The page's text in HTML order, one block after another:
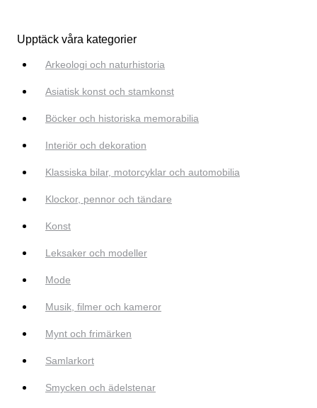
Upptäck våra kategorier
Arkeologi och naturhistoria
Asiatisk konst och stamkonst
Böcker och historiska memorabilia
Interiör och dekoration
Klassiska bilar, motorcyklar och automobilia
Klockor, pennor och tändare
Konst
Leksaker och modeller
Mode
Musik, filmer och kameror
Mynt och frimärken
Samlarkort
Smycken och ädelstenar